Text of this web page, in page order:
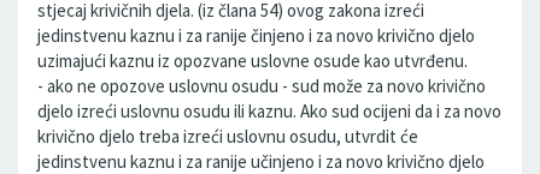
stjecaj krivičnih djela. (iz člana 54) ovog zakona izreći
jedinstvenu kaznu i za ranije činjeno i za novo krivično djelo
uzimajući kaznu iz opozvane uslovne osude kao utvrđenu.
- ako ne opozove uslovnu osudu - sud može za novo krivično
djelo izreći uslovnu osudu ili kaznu. Ako sud ocijeni da i za novo
krivično djelo treba izreći uslovnu osudu, utvrdit će
jedinstvenu kaznu i za ranije učinjeno i za novo krivično djelo